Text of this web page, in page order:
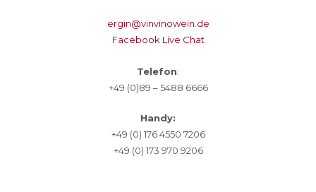
ergin@vinvinowein.de
Facebook Live Chat
Telefon:
+49 (0)89 – 5488 6666
Handy:
+49 (0) 176 4550 7206
+49 (0) 173 970 9206